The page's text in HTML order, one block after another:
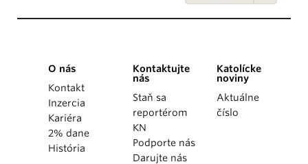
O nás
Kontakt
Inzercia
Kariéra
2% dane
História
Kontaktujte
nás
Staň sa
reportérom
KN
Podporte nás
Darujte nás
Katolícke
noviny
Aktuálne
číslo